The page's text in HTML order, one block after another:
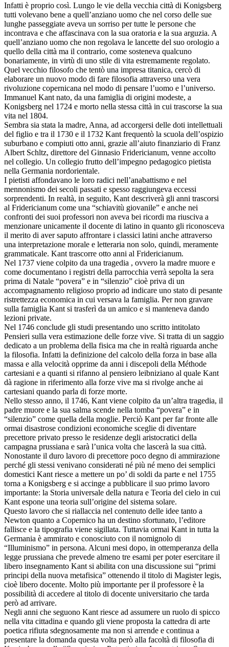
Infatti è proprio così. Lungo le vie della vecchia città di Konigsberg
tutti volevano bene a quell’anziano uomo che nel corso delle sue
lunghe passeggiate aveva un sorriso per tutte le persone che
incontrava e che affascinava con la sua oratoria e la sua arguzia. A
quell’anziano uomo che non regolava le lancette del suo orologio a
quello della città ma il contrario, come sosteneva qualcuno
bonariamente, in virtù di uno stile di vita estremamente regolato.
Quel vecchio filosofo che tentò una impresa titanica, cercò di
elaborare un nuovo modo di fare filosofia attraverso una vera
rivoluzione copernicana nel modo di pensare l’uomo e l’universo.
Immanuel Kant nato, da una famiglia di origini modeste, a
Konigsberg nel 1724 e morto nella stessa città in cui trascorse la sua
vita nel 1804.
Sembra sia stata la madre, Anna, ad accorgersi delle doti intellettuali
del figlio e tra il 1730 e il 1732 Kant frequentò la scuola dell’ospizio
suburbano e compiuti otto anni, grazie all’aiuto finanziario di Franz
Albert Schltz, direttore del Ginnasio Fridericianum, venne accolto
nel collegio. Un collegio frutto dell’impegno pedagogico pietista
nella Germania nordorientale.
I pietisti affondavano le loro radici nell’anabattismo e nel
mennonismo dei secoli passati e spesso raggiungeva eccessi
sorprendenti. In realtà, in seguito, Kant descriverà gli anni trascorsi
al Fridericianum come una “schiavitù giovanile” e anche nei
confronti dei suoi professori non aveva bei ricordi ma riusciva a
menzionare unicamente il docente di latino in quanto gli riconosceva
il merito di aver saputo affrontare i classici latini anche attraverso
una interpretazione morale e letteraria non solo, quindi, meramente
grammaticale. Kant trascorre otto anni al Fridericianum.
Nel 1737 viene colpito da una tragedia , ovvero la madre muore e
come documentano i registri della parrocchia verrà sepolta la sera
prima di Natale “povera” e in “silenzio” cioè priva di un
accompagnamento religioso proprio ad indicare uno stato di pesante
ristrettezza economica in cui versava la famiglia. Per non gravare
sulla famiglia Kant si trasferì da un amico e si manteneva dando
lezioni private.
Nel 1746 conclude gli studi presentando uno scritto intitolato
Pensieri sulla vera estimazione delle forze vive. Si tratta di un saggio
dedicato a un problema della fisica ma che in realtà riguarda anche
la filosofia. Infatti la definizione del calcolo della forza in base alla
massa e alla velocità opprime da anni i discepoli della Méthode
cartesiani e a quanti si rifanno al pensiero leibniziano al quale Kant
dà ragione in riferimento alla forze vive ma si rivolge anche ai
cartesiani quando parla di forze morte.
Nello stesso anno, il 1746, Kant viene colpito da un’altra tragedia, il
padre muore e la sua salma scende nella tomba “povera” e in
“silenzio” come quella della moglie. Perciò Kant per far fronte alle
ormai disastrose condizioni economiche sceglie di diventare
precettore privato presso le residenze degli aristocratici della
campagna prussiana e sarà l’unica volta che lascerà la sua città.
Nonostante il duro lavoro di precettore poco degno di ammirazione
perché gli stessi venivano considerati né più né meno dei semplici
domestici Kant riesce a mettere un po’ di soldi da parte e nel 1755
torna a Konigsberg e si accinge a pubblicare il suo primo lavoro
importante: la Storia universale della natura e Teoria del cielo in cui
Kant espone una teoria sull’origine del sistema solare.
Questo lavoro che si riallaccia nel contenuto delle idee tanto a
Newton quanto a Copernico ha un destino sfortunato, l’editore
fallisce e la tipografia viene sigillata. Tuttavia ormai Kant in tutta la
Germania è ammirato e conosciuto con il nomignolo di
“Illuminismo” in persona. Alcuni mesi dopo, in ottemperanza della
legge prussiana che prevede almeno tre esami per poter esercitare il
libero insegnamento Kant si abilita con una discussione sui “primi
principi della nuova metafisica” ottenendo il titolo di Magister legis,
cioè libero docente. Molto più importante per il professore è la
possibilità di accedere al titolo di docente universitario che tarda
però ad arrivare.
Negli anni che seguono Kant riesce ad assumere un ruolo di spicco
nella vita cittadina e quando gli viene proposta la cattedra di arte
poetica rifiuta sdegnosamente ma non si arrende e continua a
presentare la domanda questa volta però alla facoltà di filosofia di